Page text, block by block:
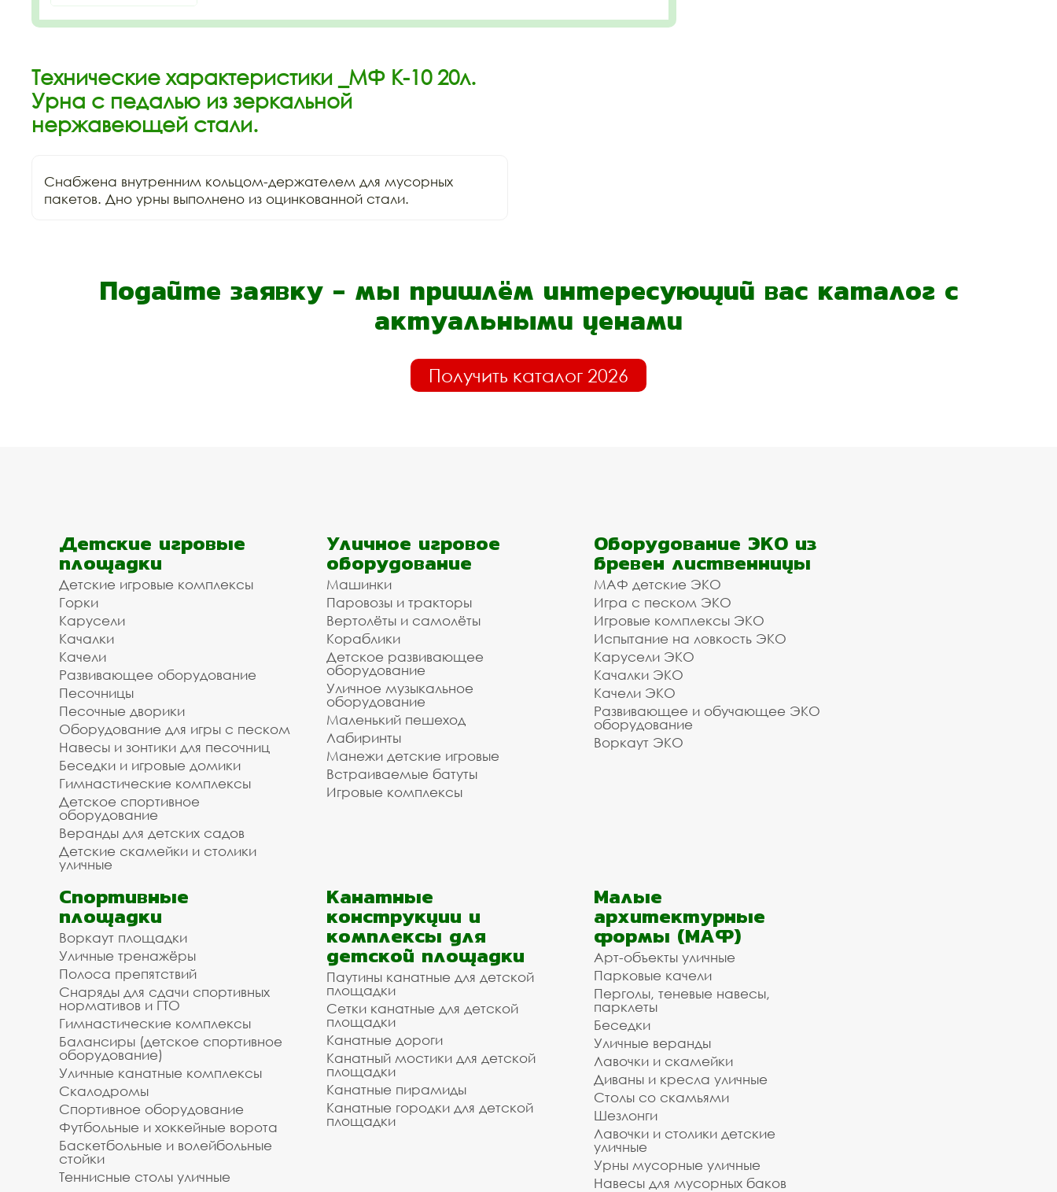
Технические характеристики _МФ К-10 20л.
Урна с педалью из зеркальной
нержавеющей стали.
Снабжена внутренним кольцом-держателем для мусорных
пакетов. Дно урны выполнено из оцинкованной стали.
Подайте заявку - мы пришлём интересующий вас каталог с
актуальными ценами
Получить каталог 2026
Детские игровые
площадки
Детские игровые комплексы
Горки
Карусели
Качалки
Качели
Развивающее оборудование
Песочницы
Песочные дворики
Оборудование для игры с песком
Навесы и зонтики для песочниц
Беседки и игровые домики
Гимнастические комплексы
Детское спортивное
оборудование
Веранды для детских садов
Детские скамейки и столики
уличные
Уличное игровое
оборудование
Машинки
Паровозы и тракторы
Вертолёты и самолёты
Кораблики
Детское развивающее
оборудование
Уличное музыкальное
оборудование
Маленький пешеход
Лабиринты
Манежи детские игровые
Встраиваемые батуты
Игровые комплексы
Оборудование ЭКО из
бревен лиственницы
МАФ детские ЭКО
Игра с песком ЭКО
Игровые комплексы ЭКО
Испытание на ловкость ЭКО
Карусели ЭКО
Качалки ЭКО
Качели ЭКО
Развивающее и обучающее ЭКО
оборудование
Воркаут ЭКО
Спортивные
площадки
Воркаут площадки
Уличные тренажёры
Полоса препятствий
Снаряды для сдачи спортивных
нормативов и ГТО
Гимнастические комплексы
Балансиры (детское спортивное
оборудование)
Уличные канатные комплексы
Скалодромы
Спортивное оборудование
Футбольные и хоккейные ворота
Баскетбольные и волейбольные
стойки
Теннисные столы уличные
Канатные
конструкции и
комплексы для
детской площадки
Паутины канатные для детской
площадки
Сетки канатные для детской
площадки
Канатные дороги
Канатный мостики для детской
площадки
Канатные пирамиды
Канатные городки для детской
площадки
Малые
архитектурные
формы (МАФ)
Арт-объекты уличные
Парковые качели
Перголы, теневые навесы,
парклеты
Беседки
Уличные веранды
Лавочки и скамейки
Диваны и кресла уличные
Столы со скамьями
Шезлонги
Лавочки и столики детские
уличные
Урны мусорные уличные
Навесы для мусорных баков